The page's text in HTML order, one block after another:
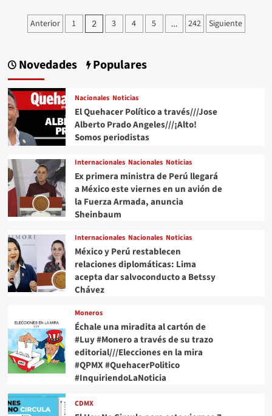
en
México
al
alza:
a
4.63%,
nivel
no
visto
octubre
de
2024
Paginación
entradas
Anterior 1 2 3 4 5 … 242 Siguiente
Novedades Populares
Nacionales Noticias
El Quehacer Político a través///Jose
Alberto Prado Angeles///¡Alto!
Somos periodistas
Internacionales Nacionales Noticias
Ex primera ministra de Perú llegará
a México este viernes en un avión de
la Fuerza Armada, anuncia
Sheinbaum
Internacionales Nacionales Noticias
México y Perú restablecen
relaciones diplomáticas: Lima
acepta dar salvoconducto a Betssy
Chávez
Moneros
Échale una miradita al cartón de
#Luy #Monero a través de su trazo
editorial///Elecciones en la mira
#QPMX #QuehacerPolitico
#InquiriendoLaNoticia
CDMX